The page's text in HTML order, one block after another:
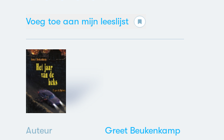
Voeg toe aan mijn leeslijst
Auteur
Greet Beukenkamp